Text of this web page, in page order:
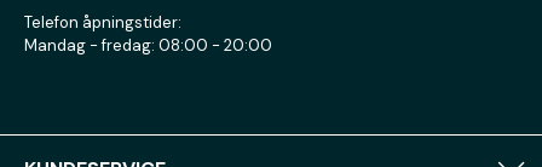
Telefon åpningstider:
Mandag - fredag: 08:00 - 20:00